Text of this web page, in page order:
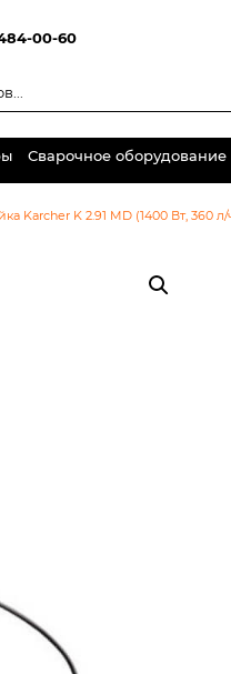
00-60
Сварочное оборудование
Karcher K 2.91 MD (1400 Вт, 360